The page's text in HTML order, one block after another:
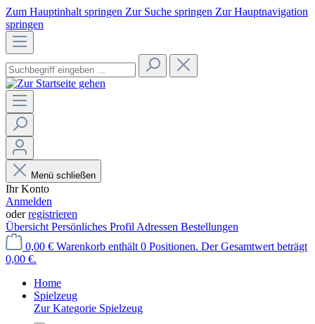
Zum Hauptinhalt springen Zur Suche springen Zur Hauptnavigation
springen
Menü schließen
Ihr Konto
Anmelden
oderregistrieren
Übersicht Persönliches Profil Adressen Bestellungen
0,00 € Warenkorb enthält 0 Positionen. Der Gesamtwert beträgt
0,00 €.
Home
Spielzeug
Zur Kategorie Spielzeug